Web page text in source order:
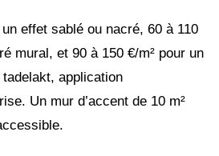
effet sablé ou nacré, 60 à 110
mural, et 90 à 150 €/m² pour un
application
Un mur d’accent de 10 m²